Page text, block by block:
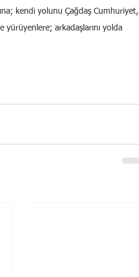
kendi yolunu Çağdaş Cumhuriyet,
yürüyenlere; arkadaşlarını yolda